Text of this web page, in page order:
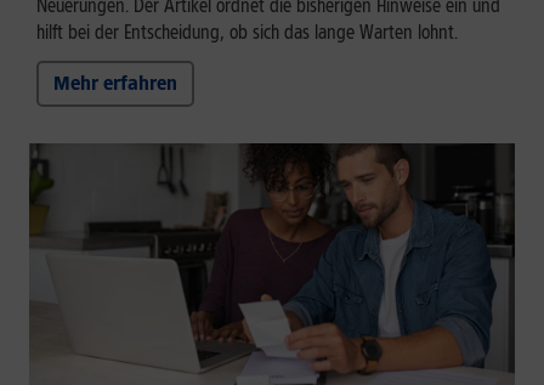
Neuerungen. Der Artikel ordnet die bisherigen Hinweise ein und
hilft bei der Entscheidung, ob sich das lange Warten lohnt.
Mehr erfahren